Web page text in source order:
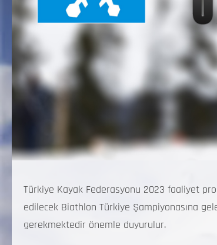
Türkiye Kayak Federasyonu 2023 faaliyet
edilecek Biathlon Türkiye Şampiyonasına
gerekmektedir önemle duyurulur.